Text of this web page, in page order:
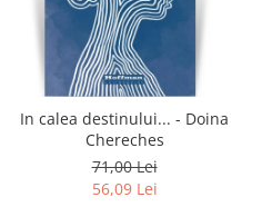
In calea destinului... - Doina
Chereches
71,00 Lei
56,09 Lei